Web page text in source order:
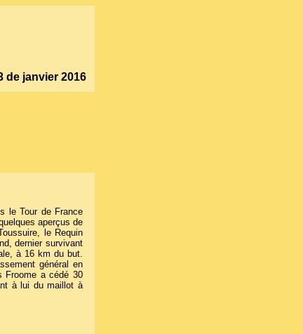
de janvier 2016
le Tour de France
aperçus de
le Requin
dernier survivant
à 16 km du but.
général en
Froome a cédé 30
à lui du maillot à